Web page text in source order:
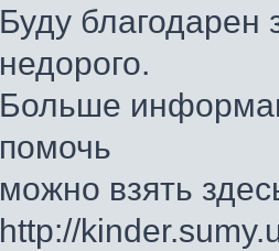
Буду благодарен
недорого.
Больше
помочь
можно взять
http://